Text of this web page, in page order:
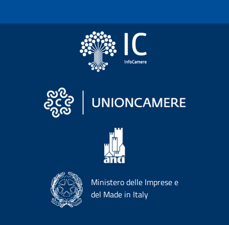
Ministero delle Imprese e
del Made in Italy